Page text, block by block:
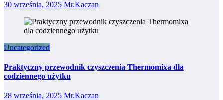
30 września, 2025 Mr.Kaczan
Uncategorized
Praktyczny przewodnik czyszczenia Thermomixa dla
codziennego użytku
28 września, 2025 Mr.Kaczan